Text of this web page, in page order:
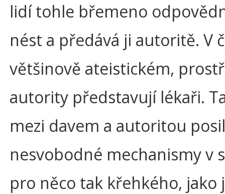
lidí tohle břemeno
nést a předává ji autoritě. V
většinově ateistickém,
autority představují lékaři.
mezi davem a autoritou
nesvobodné mechanismy v
pro něco tak křehkého, jako